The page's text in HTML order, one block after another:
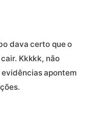
dava certo que o
Kkkkk, não
apontem